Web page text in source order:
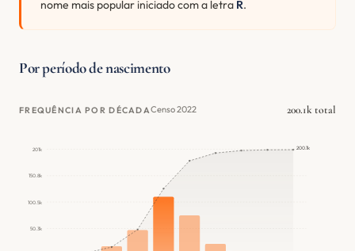
nome mais popular iniciado com a letra R.
Por período de nascimento
FREQUÊNCIA POR DÉCADACenso 2022 200.1k total
50.3k
100.5k
150.8k
201k 200.1k